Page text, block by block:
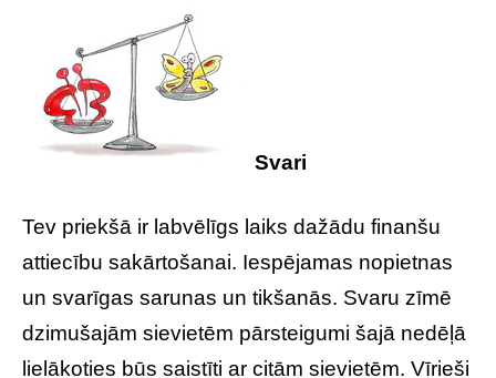
Svari
Tev priekšā ir labvēlīgs laiks dažādu finanšu
attiecību sakārtošanai. Iespējamas nopietnas
un svarīgas sarunas un tikšanās. Svaru zīmē
dzimušajām sievietēm pārsteigumi šajā nedēļā
lielākoties būs saistīti ar citām sievietēm. Vīrieši